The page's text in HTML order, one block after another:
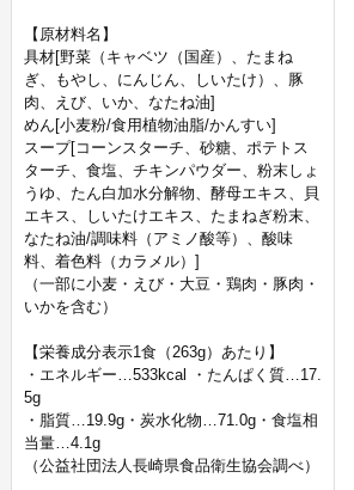
【原材料名】
具材[野菜（キャベツ（国産）、たまね
ぎ、もやし、にんじん、しいたけ）、豚
肉、えび、いか、なたね油]
めん[小麦粉/食用植物油脂/かんすい]
スープ[コーンスターチ、砂糖、ポテトス
ターチ、食塩、チキンパウダー、粉末しょ
うゆ、たん白加水分解物、酵母エキス、貝
エキス、しいたけエキス、たまねぎ粉末、
なたね油/調味料（アミノ酸等）、酸味
料、着色料（カラメル）]
（一部に小麦・えび・大豆・鶏肉・豚肉・
いかを含む）
【栄養成分表示1食（263g）あたり】
・エネルギー…533kcal ・たんぱく質…17.
5g
・脂質…19.9g・炭水化物…71.0g・食塩相
当量…4.1g
（公益社団法人長崎県食品衛生協会調べ）